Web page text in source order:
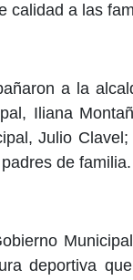
calidad a las
a la
Iliana
Julio
de familia.
deportiva